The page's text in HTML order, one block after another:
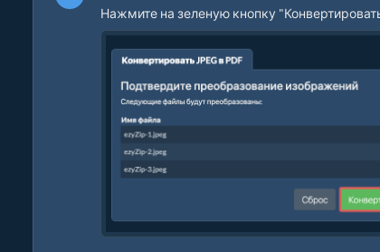
Нажмите на зеленую кнопку